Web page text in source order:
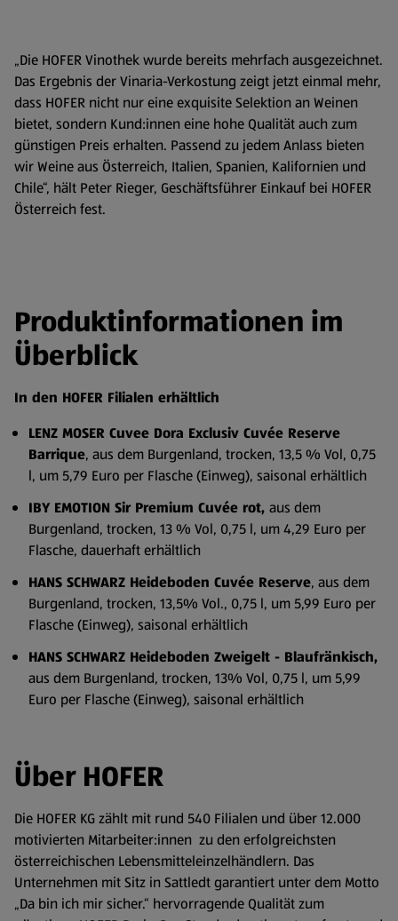
„Die HOFER Vinothek wurde bereits mehrfach ausgezeichnet.
Das Ergebnis der Vinaria-Verkostung zeigt jetzt einmal mehr,
dass HOFER nicht nur eine exquisite Selektion an Weinen
bietet, sondern Kund:innen eine hohe Qualität auch zum
günstigen Preis erhalten. Passend zu jedem Anlass bieten
wir Weine aus Österreich, Italien, Spanien, Kalifornien und
Chile“, hält Peter Rieger, Geschäftsführer Einkauf bei HOFER
Österreich fest.
Produktinformationen im
Überblick
In den HOFER Filialen erhältlich
LENZ MOSER Cuvee Dora Exclusiv Cuvée Reserve
Barrique, aus dem Burgenland, trocken, 13,5 % Vol, 0,75
l, um 5,79 Euro per Flasche (Einweg), saisonal erhältlich
IBY EMOTION Sir Premium Cuvée rot, aus dem
Burgenland, trocken, 13 % Vol, 0,75 l, um 4,29 Euro per
Flasche, dauerhaft erhältlich
HANS SCHWARZ Heideboden Cuvée Reserve, aus dem
Burgenland, trocken, 13,5% Vol., 0,75 l, um 5,99 Euro per
Flasche (Einweg), saisonal erhältlich
HANS SCHWARZ Heideboden Zweigelt - Blaufränkisch,
aus dem Burgenland, trocken, 13% Vol, 0,75 l, um 5,99
Euro per Flasche (Einweg), saisonal erhältlich
Über HOFER
Die HOFER KG zählt mit rund 540 Filialen und über 12.000
motivierten Mitarbeiter:innen zu den erfolgreichsten
österreichischen Lebensmitteleinzelhändlern. Das
Unternehmen mit Sitz in Sattledt garantiert unter dem Motto
„Da bin ich mir sicher.“ hervorragende Qualität zum